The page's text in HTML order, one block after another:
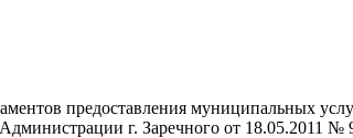
предоставления муниципальных
г. Заречного от 18.05.2011 №